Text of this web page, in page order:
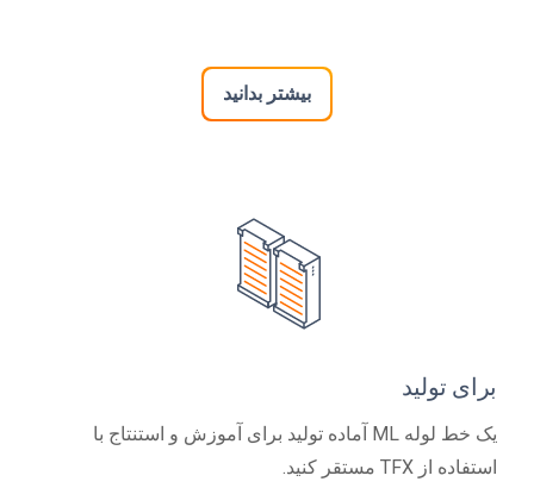
بیشتر بدانید
برای تولید
یک خط لوله ML آماده تولید برای آموزش و استنتاج با
استفاده از TFX مستقر کنید.